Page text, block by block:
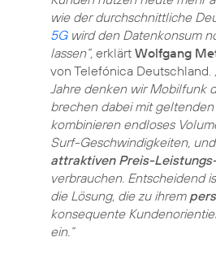
wie der durchschnittliche
5Gwird den Datenkonsum
lassen“, erklärt Wolfgang
von Telefónica Deutschland.
Jahre denken wir Mobilfunk
brechen dabei mit
kombinieren endloses
Surf-Geschwindigkeiten,
attraktiven Preis-
verbrauchen. Entscheidend
die Lösung, die zu ihrem
konsequente
ein.“